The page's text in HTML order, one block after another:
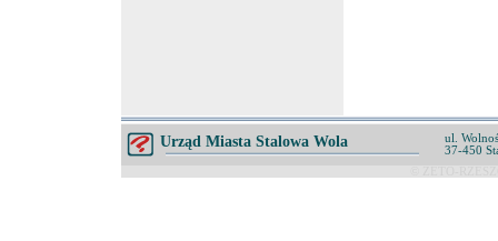
Urząd Miasta Stalowa Wola
ul.
37-450